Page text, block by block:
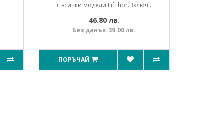
с всички модели LifThor.Включ..
46.80 лв.
Без данък:39.00 лв.
ПОРЪЧАЙ